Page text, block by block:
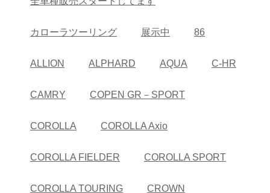
カローラツーリング 展示中 86
ALLION ALPHARD AQUA C-HR
CAMRY COPEN GR－SPORT
COROLLA COROLLA Axio
COROLLA FIELDER COROLLA SPORT
COROLLA TOURING CROWN